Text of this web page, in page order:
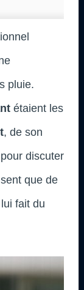
pluie.
étaient les
, de son
discuter
que de
fait du